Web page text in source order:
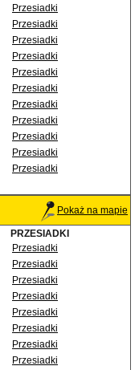
Przesiadki
Przesiadki
Przesiadki
Przesiadki
Przesiadki
Przesiadki
Przesiadki
Przesiadki
Przesiadki
Przesiadki
Przesiadki
Pokaż na mapie
PRZESIADKI
Przesiadki
Przesiadki
Przesiadki
Przesiadki
Przesiadki
Przesiadki
Przesiadki
Przesiadki